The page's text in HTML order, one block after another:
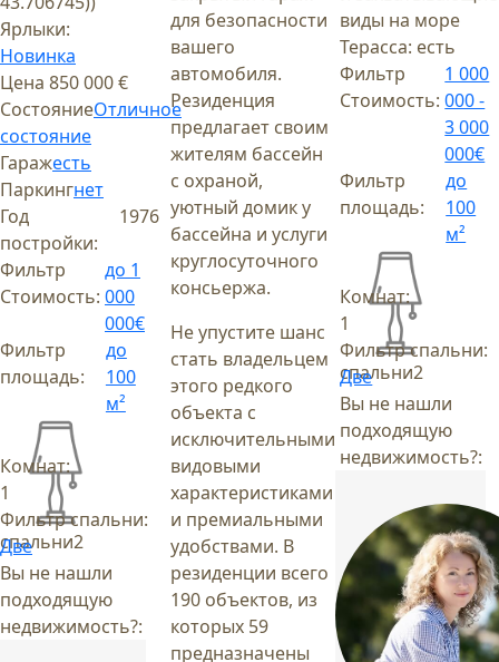
Ярлыки:
Новинка
Цена 850 000 €
СостояниеОтличное
состояние
Гаражесть
Паркингнет
Год
постройки:
1976
Фильтр
Стоимость:
до 1
000
000€
Фильтр
площадь:
до
100
м²
спальни2
Комнат:
1
Фильтр спальни:
Две
Вы не нашли
подходящую
недвижимость?:
для безопасности
вашего
автомобиля.
Резиденция
предлагает своим
жителям бассейн
с охраной,
уютный домик у
бассейна и услуги
круглосуточного
консьержа.
Не упустите шанс
стать владельцем
этого редкого
объекта с
исключительными
видовыми
характеристиками
и премиальными
удобствами. В
резиденции всего
190 объектов, из
которых 59
предназначены
виды на море
Терасса: есть
Фильтр
Стоимость:
1 000
000 -
3 000
000€
Фильтр
площадь:
до
100
м²
спальни2
Комнат:
1
Фильтр спальни:
Две
Вы не нашли
подходящую
недвижимость?: